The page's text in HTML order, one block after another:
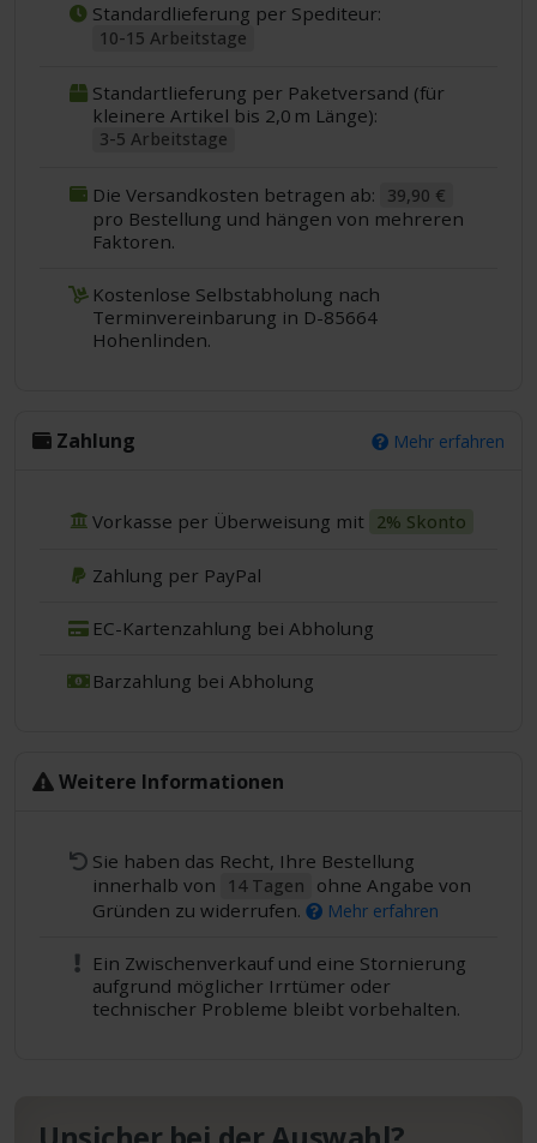
Standardlieferung per Spediteur:
10-15 Arbeitstage
Standartlieferung per Paketversand (für
kleinere Artikel bis 2,0 m Länge):
3-5 Arbeitstage
Die Versandkosten betragen ab: 39,90 €
pro Bestellung und hängen von mehreren
Faktoren.
Kostenlose Selbstabholung nach
Terminvereinbarung in D-85664
Hohenlinden.
Zahlung Mehr erfahren
Vorkasse per Überweisung mit 2% Skonto
Zahlung per PayPal
EC-Kartenzahlung bei Abholung
Barzahlung bei Abholung
Weitere Informationen
Sie haben das Recht, Ihre Bestellung
innerhalb von
14 Tagen
ohne Angabe von
Gründen zu widerrufen.
Mehr erfahren
Ein Zwischenverkauf und eine Stornierung
aufgrund möglicher Irrtümer oder
technischer Probleme bleibt vorbehalten.